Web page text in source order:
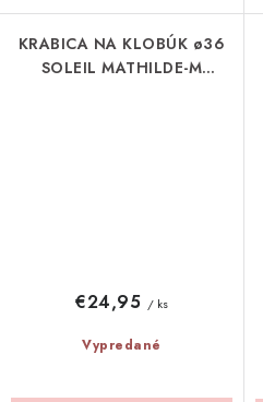
KRABICA NA KLOBÚK ø36
SOLEIL MATHILDE-M
Vypredané
€24,95 / ks